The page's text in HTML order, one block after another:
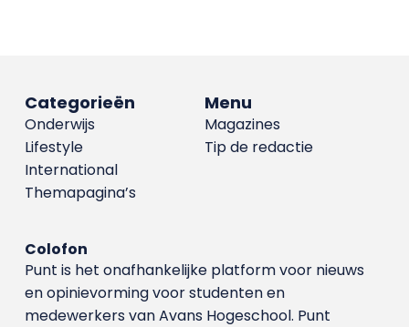
Menu
Magazines
Tip de redactie
Categorieën
Onderwijs
Lifestyle
International
Themapagina’s
Colofon
Punt is het onafhankelijke platform voor nieuws
en opinievorming voor studenten en
medewerkers van Avans Hoge­school. Punt